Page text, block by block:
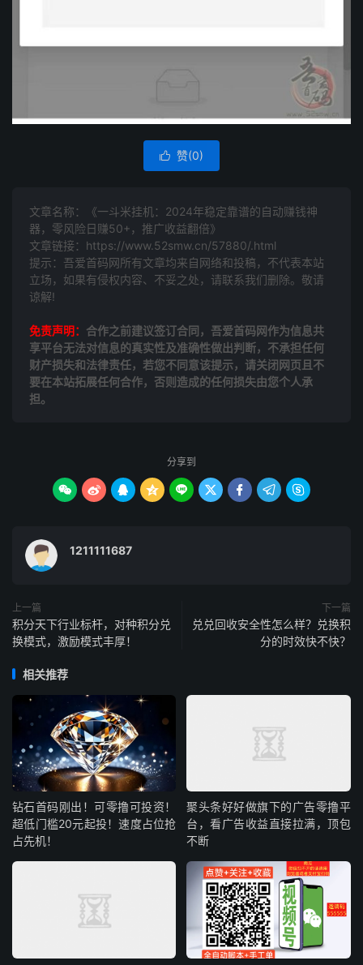
 赞(0)
文章名称：《一斗米挂机：2024年稳定靠谱的自动赚钱神
器，零风险日赚50+，推广收益翻倍》
文章链接： https://www.52smw.cn/57880/.html
提示：吾爱首码网所有文章均来自网络和投稿，不代表本站
立场，如果有侵权内容、不妥之处，请联系我们删除。敬请
谅解!
免责声明： 合作之前建议签订合同，吾爱首码网作为信息共
享平台无法对信息的真实性及准确性做出判断，不承担任何
财产损失和法律责任，若您不同意该提示，请关闭网页且不
要在本站拓展任何合作，否则造成的任何损失由您个人承
担。
分享到
        
1211111687
上一篇
积分天下行业标杆，对种积分兑
换模式，激励模式丰厚！
下一篇
兑兑回收安全性怎么样？兑换积
分的时效快不快？
相关推荐
钻石首码刚出！可零撸可投资！
超低门槛20元起投！速度占位抢
占先机！
聚头条好好做旗下的广告零撸平
台，看广告收益直接拉满，顶包
不断